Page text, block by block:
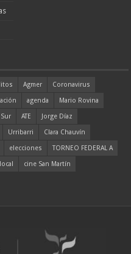
Agmer
Coronavirus
agenda
Mario Rovina
ATE
Jorge Díaz
Urribarri
Clara Chauvín
elecciones
TORNEO FEDERAL A
cine San Martín